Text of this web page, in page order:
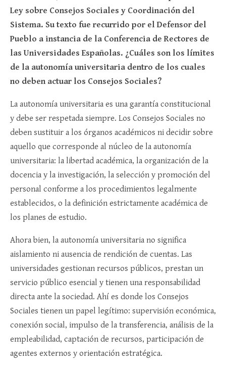
Ley sobre Consejos Sociales y Coordinación del
Sistema. Su texto fue recurrido por el Defensor del
Pueblo a instancia de la Conferencia de Rectores de
las Universidades Españolas. ¿Cuáles son los límites
de la autonomía universitaria dentro de los cuales
no deben actuar los Consejos Sociales?
La autonomía universitaria es una garantía constitucional
y debe ser respetada siempre. Los Consejos Sociales no
deben sustituir a los órganos académicos ni decidir sobre
aquello que corresponde al núcleo de la autonomía
universitaria: la libertad académica, la organización de la
docencia y la investigación, la selección y promoción del
personal conforme a los procedimientos legalmente
establecidos, o la definición estrictamente académica de
los planes de estudio.
Ahora bien, la autonomía universitaria no significa
aislamiento ni ausencia de rendición de cuentas. Las
universidades gestionan recursos públicos, prestan un
servicio público esencial y tienen una responsabilidad
directa ante la sociedad. Ahí es donde los Consejos
Sociales tienen un papel legítimo: supervisión económica,
conexión social, impulso de la transferencia, análisis de la
empleabilidad, captación de recursos, participación de
agentes externos y orientación estratégica.